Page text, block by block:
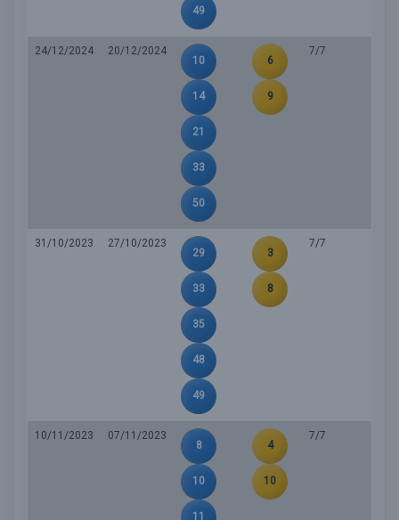
49
24/12/2024
20/12/2024
10
14
21
33
50
6
9
7/7
31/10/2023
27/10/2023
29
33
35
48
49
3
8
7/7
10/11/2023
07/11/2023
8
10
11
4
10
7/7